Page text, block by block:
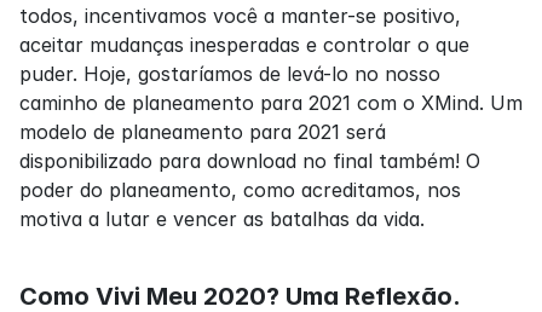
todos, incentivamos você a manter-se positivo,
aceitar mudanças inesperadas e controlar o que
puder. Hoje, gostaríamos de levá-lo no nosso
caminho de planeamento para 2021 com o XMind. Um
modelo de planeamento para 2021 será
disponibilizado para download no final também! O
poder do planeamento, como acreditamos, nos
motiva a lutar e vencer as batalhas da vida.
Como Vivi Meu 2020? Uma Reflexão.